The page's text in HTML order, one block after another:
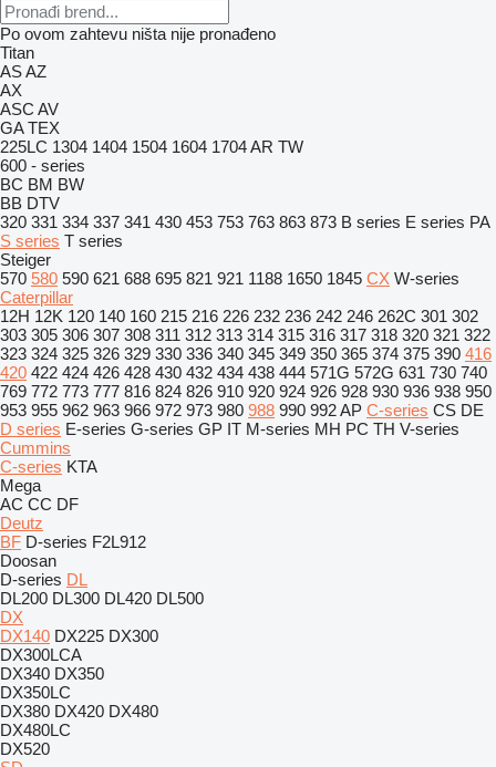
Po ovom zahtevu ništa nije pronađeno
Titan
ASAZ
AX
ASC AV
GA TEX
225LC 1304 1404 1504 1604 1704AR TW
600 - series
BC BM BW
BB DTV
320 331 334 337 341 430 453 753 763 863 873 B series E series PA
S series T series
Steiger
570 580 590 621 688 695 821 921 1188 1650 1845 CX W-series
Caterpillar
12H 12K 120 140 160 215 216 226 232 236 242 246 262C 301 302
303 305 306 307 308 311 312 313 314 315 316 317 318 320 321 322
323 324 325 326 329 330 336 340 345 349 350 365 374 375 390 416
420 422 424 426 428 430 432 434 438 444 571G 572G 631 730 740
769 772 773 777 816 824 826 910 920 924 926 928 930 936 938 950
953 955 962 963 966 972 973 980 988 990 992AP C-series CS DE
D series E-series G-series GP IT M-series MH PC TH V-series
Cummins
C-series KTA
Mega
AC CC DF
Deutz
BF D-series F2L912
Doosan
D-series DL
DL200 DL300 DL420 DL500
DX
DX140 DX225 DX300
DX300LCA
DX340 DX350
DX350LC
DX380 DX420 DX480
DX480LC
DX520